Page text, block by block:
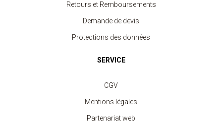
Retours et Remboursements
Demande de devis
Protections des données
SERVICE
CGV
Mentions légales
Partenariat web